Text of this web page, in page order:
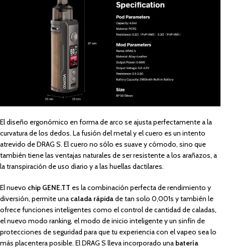
El diseño ergonómico en forma de arco se ajusta perfectamente a la
curvatura de los dedos. La fusión del metal y el cuero es un intento
atrevido de DRAG S. El cuero no sólo es suave y cómodo, sino que
también tiene las ventajas naturales de ser resistente a los arañazos, a
la transpiración de uso diario y a las huellas dactilares.
El nuevo chip GENE.TT es la combinación perfecta de rendimiento y
diversión, permite una calada rápidade tan solo 0,001s y también le
ofrece funciones inteligentes como el control de cantidad de caladas,
el nuevo modo ranking, el modo de inicio inteligente y un sinfín de
protecciones de seguridad para que tu experiencia con el vapeo sea lo
más placentera posible. El DRAG S lleva incorporado una batería